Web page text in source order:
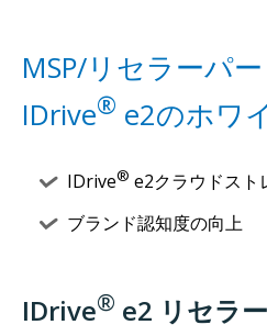
MSP/リセラーパ
IDrive® e2のホワ
IDrive® e2クラウドスト
ブランド認知度の向上
IDrive® e2 リセラ